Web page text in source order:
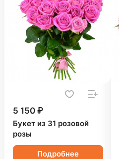
5 150 ₽
Букет из 31 розовой
розы
Подробнее